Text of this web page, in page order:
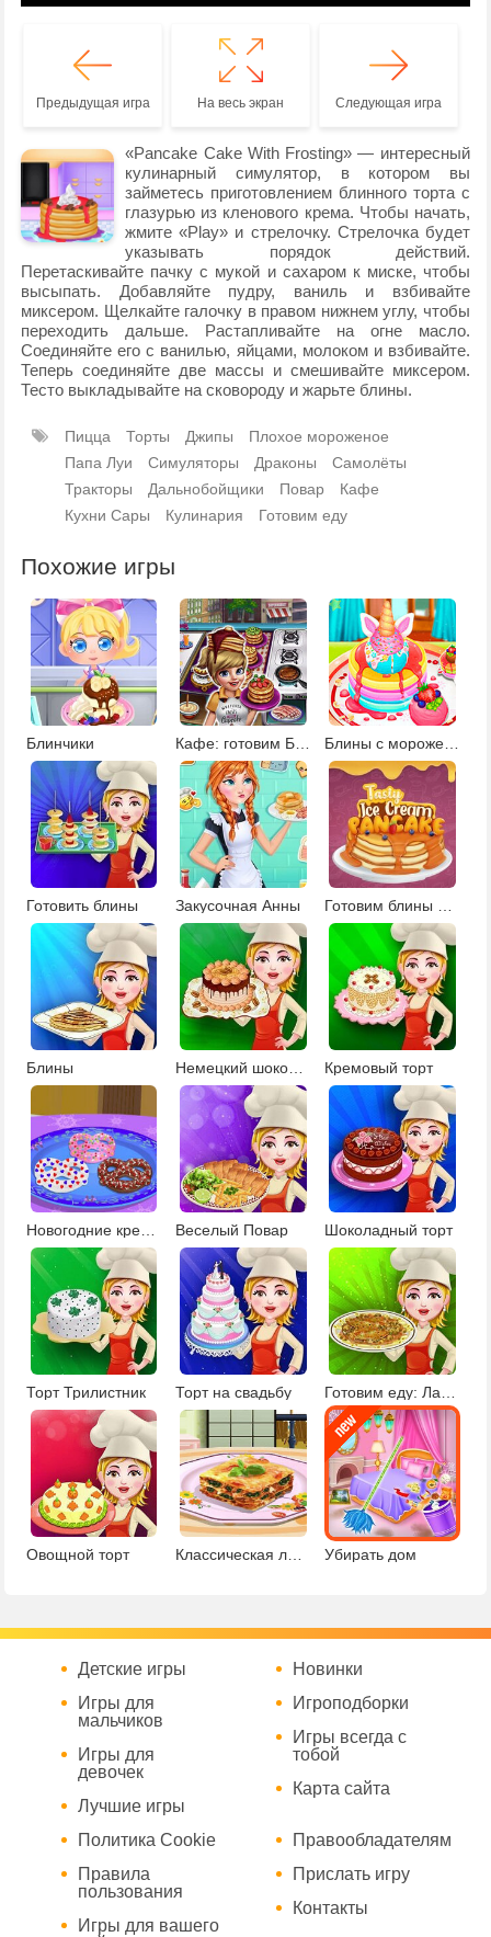
Предыдущая игра На весь экран Следующая игра
«Pancake Cake With Frosting» — интересный
кулинарный симулятор, в котором вы
займетесь приготовлением блинного торта с
глазурью из кленового крема. Чтобы начать,
жмите «Play» и стрелочку. Стрелочка будет
указывать порядок действий.
Перетаскивайте пачку с мукой и сахаром к миске, чтобы
высыпать. Добавляйте пудру, ваниль и взбивайте
миксером. Щелкайте галочку в правом нижнем углу, чтобы
переходить дальше. Растапливайте на огне масло.
Соединяйте его с ванилью, яйцами, молоком и взбивайте.
Теперь соединяйте две массы и смешивайте миксером.
Тесто выкладывайте на сковороду и жарьте блины.
Пицца Торты Джипы
Плохое мороженое
Папа Луи
Симуляторы Драконы
Самолёты
Тракторы
Дальнобойщики Повар
Кафе
Кухни Сары
Кулинария Готовим еду
Похожие игры
Блинчики Кафе: готовим Блины Блины с мороженым
Готовить блины Закусочная Анны
Блины Немецкий шоколадный торт Кремовый торт
Новогодние крендельки Веселый Повар Шоколадный торт
Торт Трилистник Торт на свадьбу
Овощной торт Классическая лазанья Убирать дом
Детские игры
Игры для
мальчиков
Игры для
девочек
Лучшие игры
Новинки
Игроподборки
Игры всегда с
тобой
Карта сайта
Политика Cookie
Правила
пользования
Игры для вашего
Правообладателям
Прислать игру
Контакты